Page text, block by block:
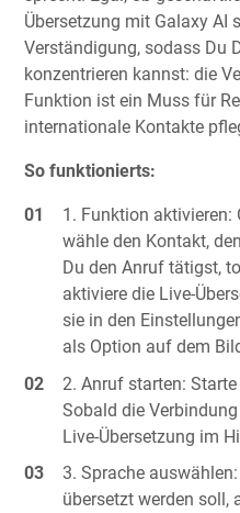
Übersetzung mit Galaxy AI
Verständigung, sodass Du
konzentrieren kannst: die
Funktion ist ein Muss für
internationale Kontakte
So funktionierts:
Funktion aktivieren:
wähle den Kontakt,
Du den Anruf tätigst,
aktiviere die Live-
sie in den
als Option auf dem
Anruf starten:
Sobald die
Live-Übersetzung im
Sprache
übersetzt werden soll,